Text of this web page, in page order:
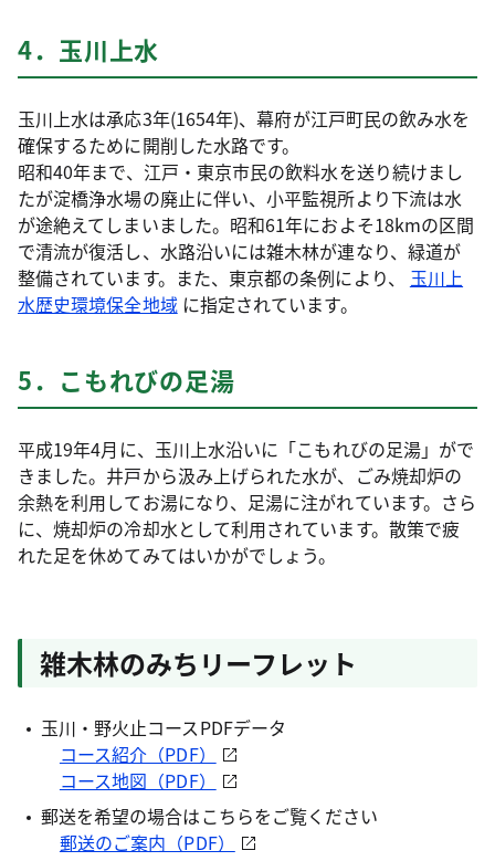
4．玉川上水
玉川上水は承応3年(1654年)、幕府が江戸町民の飲み水を
確保するために開削した水路です。
昭和40年まで、江戸・東京市民の飲料水を送り続けまし
たが淀橋浄水場の廃止に伴い、小平監視所より下流は水
が途絶えてしまいました。昭和61年におよそ18kmの区間
で清流が復活し、水路沿いには雑木林が連なり、緑道が
整備されています。また、東京都の条例により、 玉川上
水歴史環境保全地域に指定されています。
5．こもれびの足湯
平成19年4月に、玉川上水沿いに「こもれびの足湯」がで
きました。井戸から汲み上げられた水が、ごみ焼却炉の
余熱を利用してお湯になり、足湯に注がれています。さら
に、焼却炉の冷却水として利用されています。散策で疲
れた足を休めてみてはいかがでしょう。
雑木林のみちリーフレット
玉川・野火止コースPDFデータ
コース紹介（PDF）
コース地図（PDF）
郵送を希望の場合はこちらをご覧ください
郵送のご案内（PDF）